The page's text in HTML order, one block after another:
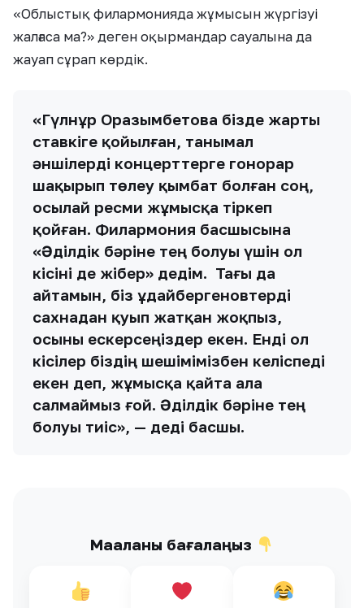
«Облыстық филармонияда жұмысын жүргізуі
жалғаса ма?» деген оқырмандар сауалына да
жауап сұрап көрдік.
«Гүлнұр Оразымбетова бізде жарты
ставкіге қойылған, танымал
әншілерді концерттерге гонорар
шақырып төлеу қымбат болған соң,
осылай ресми жұмысқа тіркеп
қойған. Филармония басшысына
«Әділдік бәріне тең болуы үшін ол
кісіні де жібер» дедім. Тағы да
айтамын, біз Құдайбергеновтерді
сахнадан қуып жатқан жоқпыз,
осыны ескерсеңіздер екен. Енді ол
кісілер біздің шешімімізбен келіспеді
екен деп, жұмысқа қайта ала
салмаймыз ғой. Әділдік бәріне тең
болуы тиіс», — деді басшы.
Мақаланы бағалаңыз